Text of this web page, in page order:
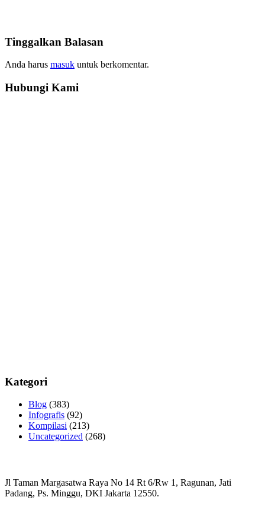
Tinggalkan Balasan
Anda harus masuk untuk berkomentar.
Hubungi Kami
Kategori
Blog (383)
Infografis (92)
Kompilasi (213)
Uncategorized (268)
Jl Taman Margasatwa Raya No 14 Rt 6/Rw 1, Ragunan, Jati
Padang, Ps. Minggu, DKI Jakarta 12550.